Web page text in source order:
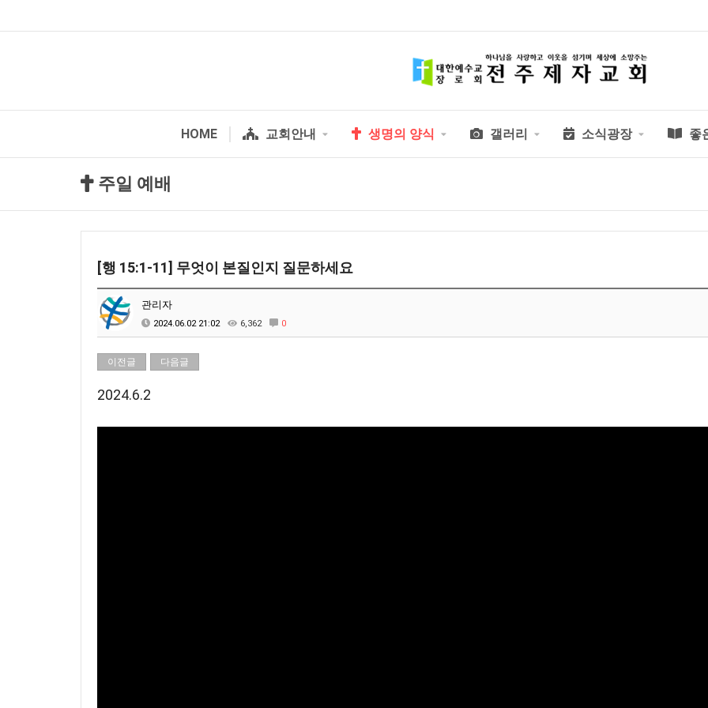
HOME 교회안내 생명의 양식 갤러리 소식광장 좋
주일 예배
[행 15:1-11] 무엇이 본질인지 질문하세요
관리자
2024.06.02 21:02 6,362 0
이전글 다음글
2024.6.2